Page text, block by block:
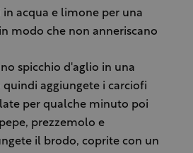
acqua e limone per una
modo che non anneriscano
spicchio d'aglio in una
aggiungete i carciofi
per qualche minuto poi
prezzemolo e
il brodo, coprite con un